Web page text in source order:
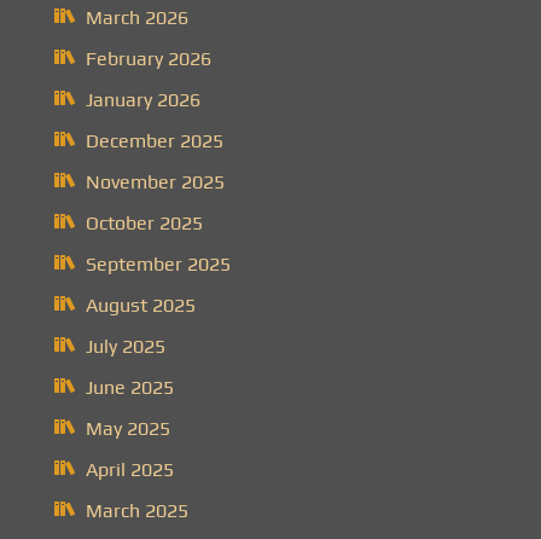
March 2026
February 2026
January 2026
December 2025
November 2025
October 2025
September 2025
August 2025
July 2025
June 2025
May 2025
April 2025
March 2025